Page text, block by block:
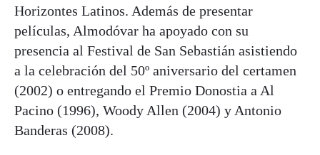
Horizontes Latinos. Además de presentar
películas, Almodóvar ha apoyado con su
presencia al Festival de San Sebastián asistiendo
a la celebración del 50º aniversario del certamen
(2002) o entregando el Premio Donostia a Al
Pacino (1996), Woody Allen (2004) y Antonio
Banderas (2008).